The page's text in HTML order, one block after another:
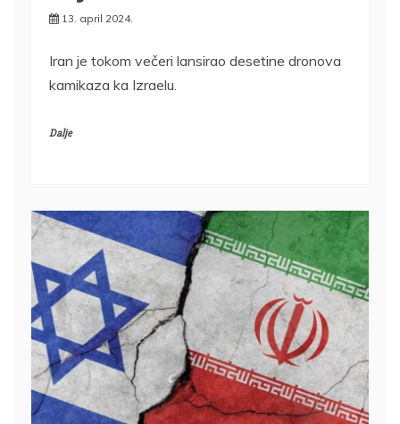
13. april 2024.
Iran je tokom večeri lansirao desetine dronova
kamikaza ka Izraelu.
Dalje